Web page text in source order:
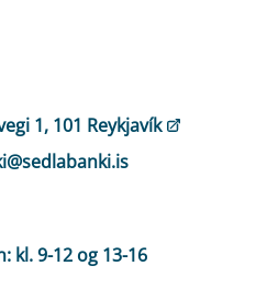
1, 101 Reykjavík
kl. 9-12 og 13-16